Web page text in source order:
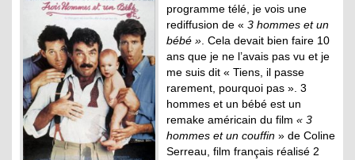
programme télé, je vois une
rediffusion de « 3 hommes et un
bébé » . Cela devait bien faire 10
ans que je ne l’avais pas vu et je
me suis dit « Tiens, il passe
rarement, pourquoi pas ». 3
hommes et un bébé est un
remake américain du film « 3
hommes et un couffin » de Coline
Serreau, film français réalisé 2